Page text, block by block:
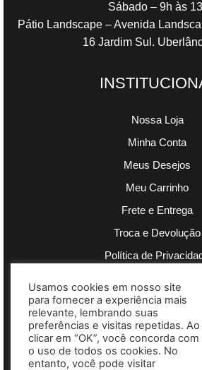
Sábado – 9h às
Pátio Landscape – Avenida
16 Jardim Sul.
Nossa Loja
Minha Conta
Meus Desejos
Meu Carrinho
Frete e Entrega
Troca e Devolução
Política de
Segurança
Usamos cookies em nosso site
para fornecer a experiência mais
relevante, lembrando suas
preferências e visitas repetidas. Ao
clicar em “OK”, você concorda com
o uso de todos os cookies. No
entanto, você pode visitar